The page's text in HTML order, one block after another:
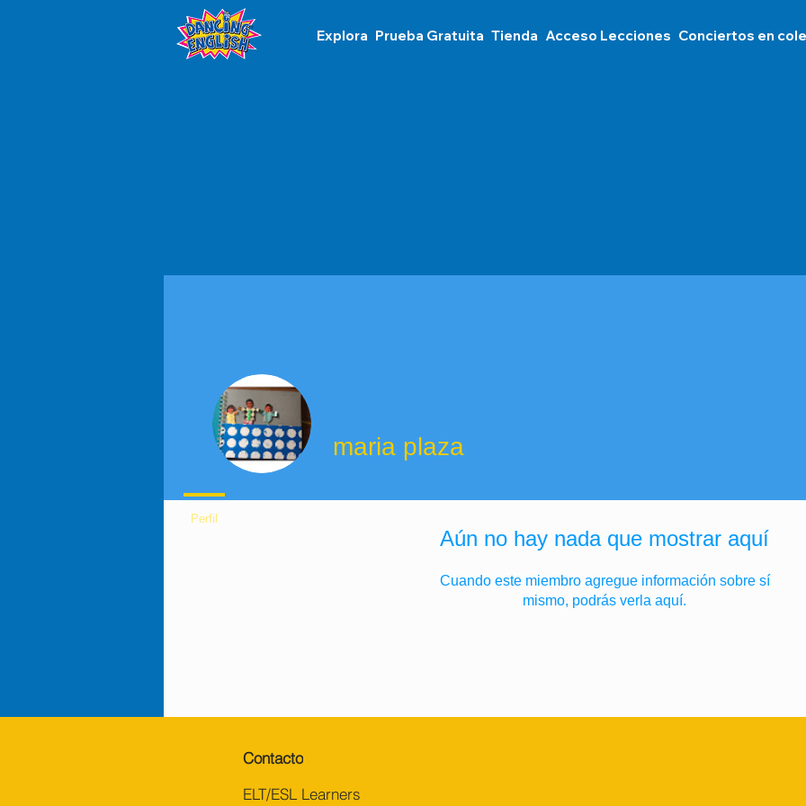
Explora Prueba Gratuita Tienda Acceso Lecciones Conciertos en
Fecha de registro: 10 nov 2022
Aún no hay nada que mostrar aquí
Cuando este miembro agregue información sobre sí
mismo, podrás verla aquí.
maria plaza
Perfil
Contacto
ELT/ESL Learners